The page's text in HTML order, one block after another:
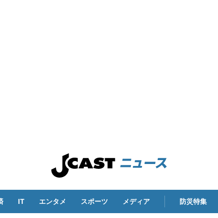
IT エンタメ スポーツ メディア 防災特集